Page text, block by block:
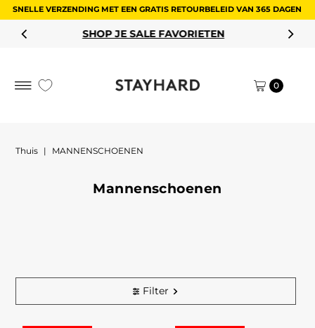
SNELLE VERZENDING MET EEN GRATIS RETOURBELEID VAN 365 DAGEN
SHOP JE SALE FAVORIETEN
0
Thuis | MANNENSCHOENEN
Mannenschoenen
Filter